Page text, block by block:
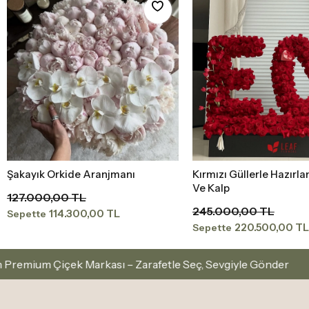
Sepete Ekle
Şakayık Orkide Aranjmanı
127.000,00 TL
Sepette 114.300,00 TL
Sepete Ekle
Kırmızı Güllerle
Ve Kalp
245.000,00 TL
Sepette 220.500,00 TL
– Zarafetle Seç, Sevgiyle Gönder İstanbul İçi